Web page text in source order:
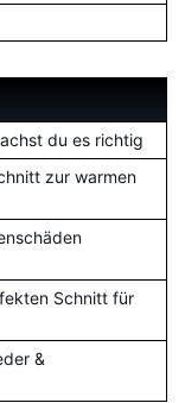
du es richtig
zur warmen
Schnitt für
&